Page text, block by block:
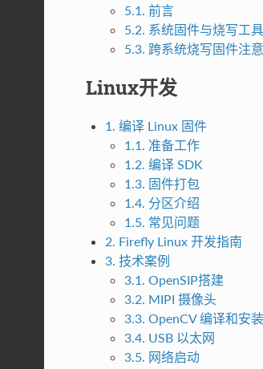
5.1. 前言
5.2. 系统固件与烧写工
5.3. 跨系统烧写固件注
Linux开发
1. 编译 Linux 固件
1.1. 准备工作
1.2. 编译 SDK
1.3. 固件打包
1.4. 分区介绍
1.5. 常见问题
2. Firefly Linux 开发指南
3. 技术案例
3.1. OpenSIP搭建
3.2. MIPI 摄像头
3.3. OpenCV 编译和安装
3.4. USB 以太网
3.5. 网络启动